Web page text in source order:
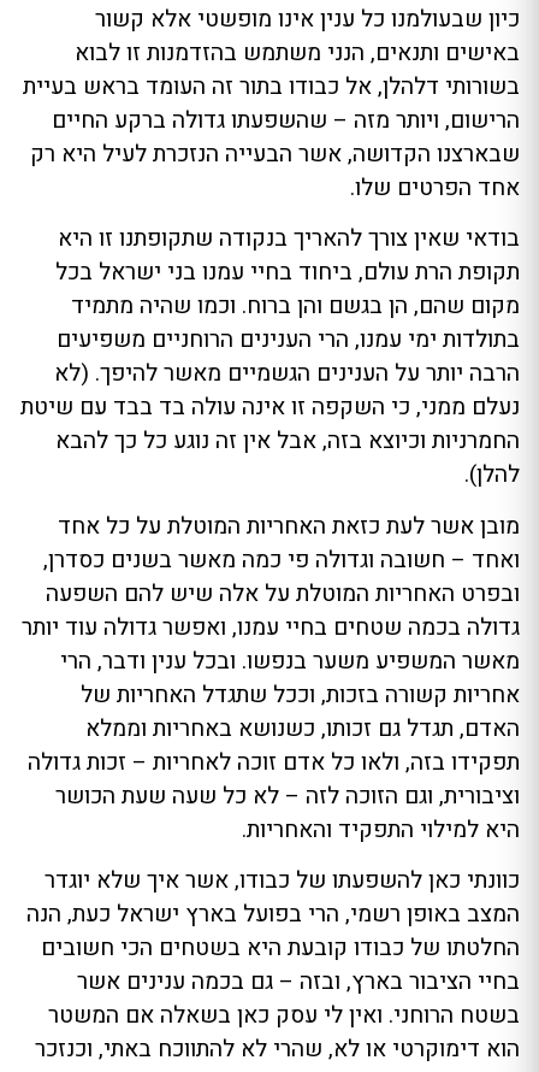
כיון שבעולמנו כל ענין אינו מופשטי אלא קשור
באישים ותנאים, הנני משתמש בהזדמנות זו לבוא
בשורותי דלהלן, אל כבודו בתור זה העומד בראש בעיית
הרישום, ויותר מזה – שהשפעתו גדולה ברקע החיים
שבארצנו הקדושה, אשר הבעייה הנזכרת לעיל היא רק
אחד הפרטים שלו.
בודאי שאין צורך להאריך בנקודה שתקופתנו זו היא
תקופת הרת עולם, ביחוד בחיי עמנו בני ישראל בכל
מקום שהם, הן בגשם והן ברוח. וכמו שהיה מתמיד
בתולדות ימי עמנו, הרי הענינים הרוחניים משפיעים
הרבה יותר על הענינים הגשמיים מאשר להיפך. (לא
נעלם ממני, כי השקפה זו אינה עולה בד בבד עם שיטת
החמרניות וכיוצא בזה, אבל אין זה נוגע כל כך להבא
להלן).
מובן אשר לעת כזאת האחריות המוטלת על כל אחד
ואחד – חשובה וגדולה פי כמה מאשר בשנים כסדרן,
ובפרט האחריות המוטלת על אלה שיש להם השפעה
גדולה בכמה שטחים בחיי עמנו, ואפשר גדולה עוד יותר
מאשר המשפיע משער בנפשו. ובכל ענין ודבר, הרי
אחריות קשורה בזכות, וככל שתגדל האחריות של
האדם, תגדל גם זכותו, כשנושא באחריות וממלא
תפקידו בזה, ולאו כל אדם זוכה לאחריות – זכות גדולה
וציבורית, וגם הזוכה לזה – לא כל שעה שעת הכושר
היא למילוי התפקיד והאחריות.
כוונתי כאן להשפעתו של כבודו, אשר איך שלא יוגדר
המצב באופן רשמי, הרי בפועל בארץ ישראל כעת, הנה
החלטתו של כבודו קובעת היא בשטחים הכי חשובים
בחיי הציבור בארץ, ובזה – גם בכמה ענינים אשר
בשטח הרוחני. ואין לי עסק כאן בשאלה אם המשטר
הוא דימוקרטי או לא, שהרי לא להתווכח באתי, וכנזכר